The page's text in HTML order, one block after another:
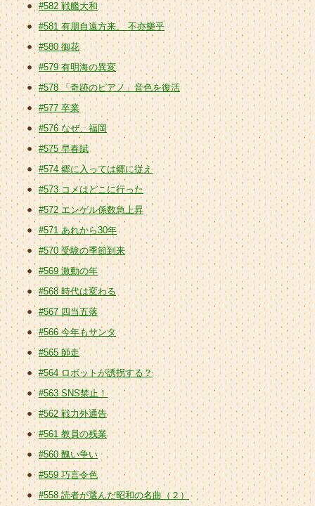
#582 戦艦大和
#581 有朋自遠方来、 不亦樂乎
#580 御花
#579 有明海の異変
#578 「奇跡のピアノ」音色を復活
#577 卒業
#576 なぜ、福岡
#575 早春賦
#574 郷に入っては郷に従え
#573 コメはどこに行った
#572 エンゲル係数急上昇
#571 あれから30年
#570 受験の季節到来
#569 激動の年
#568 時代は変わる
#567 四当五落
#566 今年もサンタ
#565 師走
#564 ロボットが誘拐する？
#563 SNS禁止！
#562 戦力外通告
#561 教員の残業
#560 醜い争い
#559 巧言令色
#558 読者が選んだ昭和の名曲（２）